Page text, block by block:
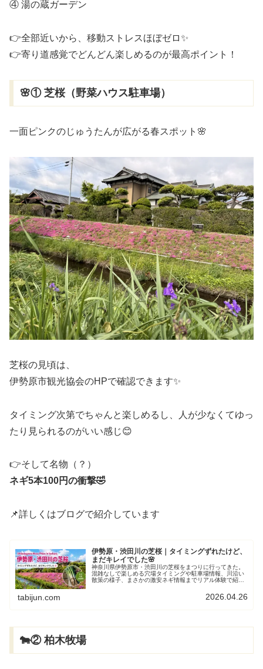
④ 湯の蔵ガーデン
👉全部近いから、移動ストレスほぼゼロ✨
👉寄り道感覚でどんどん楽しめるのが最高ポイント！
🌸① 芝桜（野菜ハウス駐車場）
一面ピンクのじゅうたんが広がる春スポット🌸
芝桜の見頃は、
伊勢原市観光協会のHPで確認できます✨
タイミング次第でちゃんと楽しめるし、人が少なくてゆっ
たり見られるのがいい感じ😊
👉そして名物（？）
ネギ5本100円の衝撃🤣
📌詳しくはブログで紹介しています
伊勢原・渋田川の芝桜｜タイミングずれたけど、
まだキレイでした🌸
神奈川県伊勢原市・渋田川の芝桜をまつりに行ってきた。
混雑なしで楽しめる穴場タイミングや駐車場情報、川沿い
散策の様子、まさかの激安ネギ情報までリアル体験で紹
tabijun.com 2026.04.26
🐄② 柏木牧場